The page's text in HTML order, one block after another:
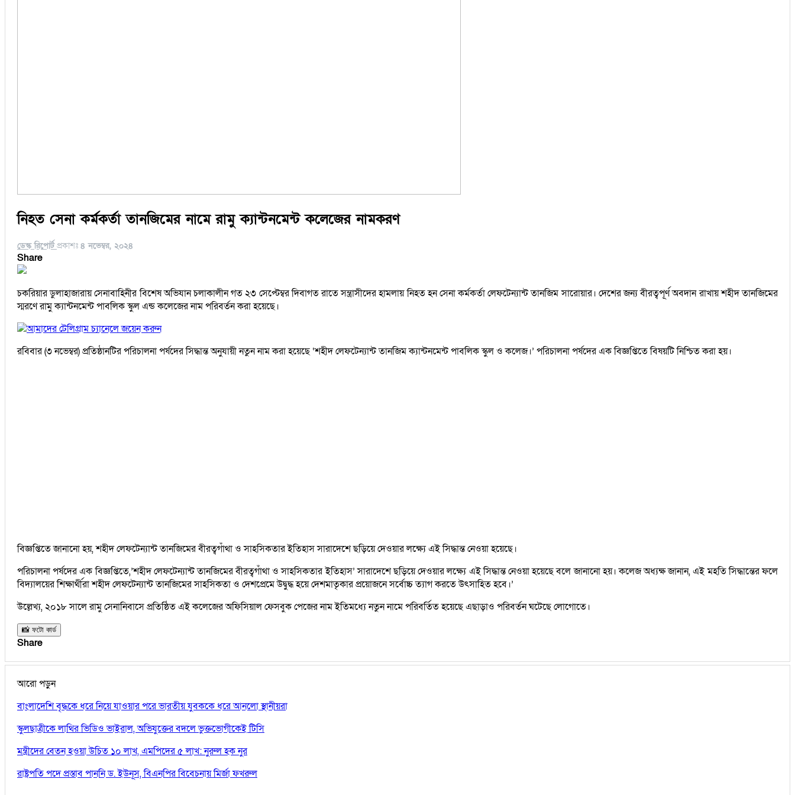
নিহত সেনা কর্মকর্তা তানজিমের নামে রামু ক্যান্টনমেন্ট কলেজের নামকরণ
ডেস্ক রিপোর্ট প্রকাশঃ ৪ নভেম্বর, ২০২৪
Share
চকরিয়ার ডুলাহাজারায় সেনাবাহিনীর বিশেষ অভিযান চলাকালীন গত ২৩ সেপ্টেম্বর দিবাগত রাতে সন্ত্রাসীদের হামলায় নিহত হন সেনা কর্মকর্তা লেফটেন্যান্ট তানজিম সারোয়ার। দেশের জন্য বীরত্বপূর্ণ অবদান রাখায় শহীদ তানজিমের
স্মরণে রামু ক্যান্টনমেন্ট পাবলিক স্কুল এন্ড কলেজের নাম পরিবর্তন করা হয়েছে।
আমাদের টেলিগ্রাম চ্যানেলে জয়েন করুন
রবিবার (৩ নভেম্বর) প্রতিষ্ঠানটির পরিচালনা পর্ষদের সিদ্ধান্ত অনুযায়ী নতুন নাম করা হয়েছে ‘শহীদ লেফটেন্যান্ট তানজিম ক্যান্টনমেন্ট পাবলিক স্কুল ও কলেজ।’ পরিচালনা পর্ষদের এক বিজ্ঞপ্তিতে বিষয়টি নিশ্চিত করা হয়।
বিজ্ঞপ্তিতে জানানো হয়, শহীদ লেফটেন্যান্ট তানজিমের বীরত্বগাঁথা ও সাহসিকতার ইতিহাস সারাদেশে ছড়িয়ে দেওয়ার লক্ষ্যে এই সিদ্ধান্ত নেওয়া হয়েছে।
পরিচালনা পর্ষদের এক বিজ্ঞপ্তিতে,’শহীদ লেফটেন্যান্ট তানজিমের বীরত্বগাঁথা ও সাহসিকতার ইতিহাস’ সারাদেশে ছড়িয়ে দেওয়ার লক্ষ্যে এই সিদ্ধান্ত নেওয়া হয়েছে বলে জানানো হয়। কলেজ অধ্যক্ষ জানান, এই মহতি সিদ্ধান্তের ফলে
বিদ্যালয়ের শিক্ষার্থীরা শহীদ লেফটেন্যান্ট তানজিমের সাহসিকতা ও দেশপ্রেমে উদ্বুদ্ধ হয়ে দেশমাতৃকার প্রয়োজনে সর্বোচ্চ ত্যাগ করতে উৎসাহিত হবে।’
উল্লেখ্য, ২০১৮ সালে রামু সেনানিবাসে প্রতিষ্ঠিত এই কলেজের অফিসিয়াল ফেসবুক পেজের নাম ইতিমধ্যে নতুন নামে পরিবর্তিত হয়েছে এছাড়াও পরিবর্তন ঘটেছে লোগোতে।
📸 ফটো কার্ড
Share
আরো পড়ুন
বাংলাদেশি বৃদ্ধকে ধরে নিয়ে যাওয়ার পরে ভারতীয় যুবককে ধরে আনলো স্থানীয়রা
স্কুলছাত্রীকে লাথির ভিডিও ভাইরাল, অভিযুক্তের বদলে ভুক্তভোগীকেই টিসি
মন্ত্রীদের বেতন হওয়া উচিত ১০ লাখ, এমপিদের ৫ লাখ: নুরুল হক নুর
রাষ্ট্রপতি পদে প্রস্তাব পাননি ড. ইউনূস, বিএনপির বিবেচনায় মির্জা ফখরুল